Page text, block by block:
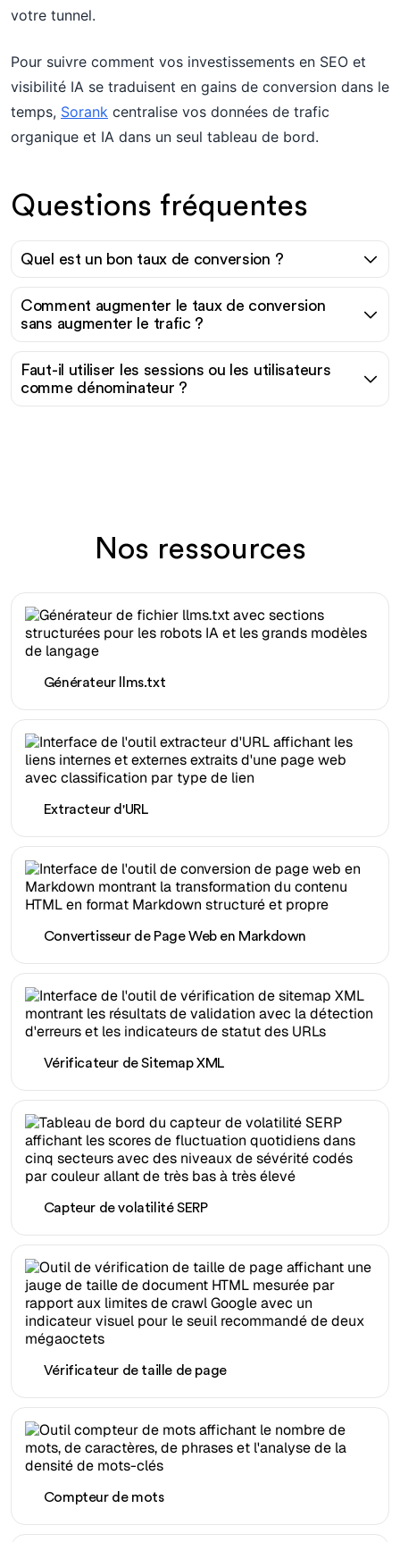
votre tunnel.
Pour suivre comment vos investissements en SEO et
visibilité IA se traduisent en gains de conversion dans le
temps, Sorank centralise vos données de trafic
organique et IA dans un seul tableau de bord.
Questions fréquentes
Quel est un bon taux de conversion ?
Comment augmenter le taux de conversion
sans augmenter le trafic ?
Faut-il utiliser les sessions ou les utilisateurs
comme dénominateur ?
Nos ressources
Générateur llms.txt
Extracteur d'URL
Convertisseur de Page Web en Markdown
Vérificateur de Sitemap XML
Capteur de volatilité SERP
Vérificateur de taille de page
Compteur de mots